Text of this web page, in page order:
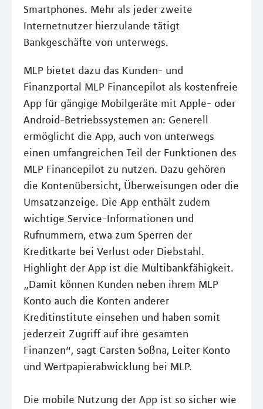
Smartphones. Mehr als jeder zweite
Internetnutzer hierzulande tätigt
Bankgeschäfte von unterwegs.
MLP bietet dazu das Kunden- und
Finanzportal MLP Financepilot als kostenfreie
App für gängige Mobilgeräte mit Apple- oder
Android-Betriebssystemen an: Generell
ermöglicht die App, auch von unterwegs
einen umfangreichen Teil der Funktionen des
MLP Financepilot zu nutzen. Dazu gehören
die Kontenübersicht, Überweisungen oder die
Umsatzanzeige. Die App enthält zudem
wichtige Service-Informationen und
Rufnummern, etwa zum Sperren der
Kreditkarte bei Verlust oder Diebstahl.
Highlight der App ist die Multibankfähigkeit.
„Damit können Kunden neben ihrem MLP
Konto auch die Konten anderer
Kreditinstitute einsehen und haben somit
jederzeit Zugriff auf ihre gesamten
Finanzen“, sagt Carsten Soßna, Leiter Konto
und Wertpapierabwicklung bei MLP.
Die mobile Nutzung der App ist so sicher wie